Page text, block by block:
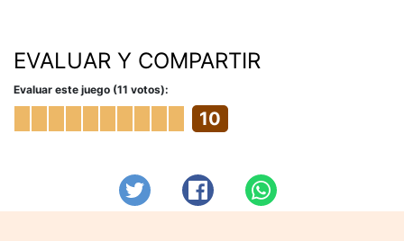
EVALUAR Y COMPARTIR
Evaluar este juego (11 votos):
10